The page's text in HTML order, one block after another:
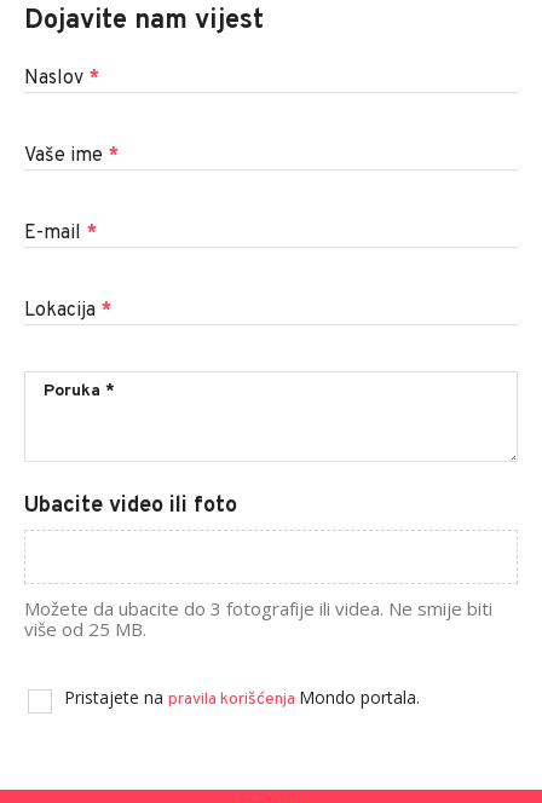
Dojavite nam vijest
Naslov *
Vaše ime *
E-mail *
Lokacija *
Ubacite video ili foto
Možete da ubacite do 3 fotografije ili videa. Ne smije biti
više od 25 MB.
Pristajete na pravila korišćenja Mondo portala.